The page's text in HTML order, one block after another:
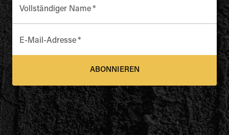
Vollständiger Name*
E-Mail-Adresse*
ABONNIEREN